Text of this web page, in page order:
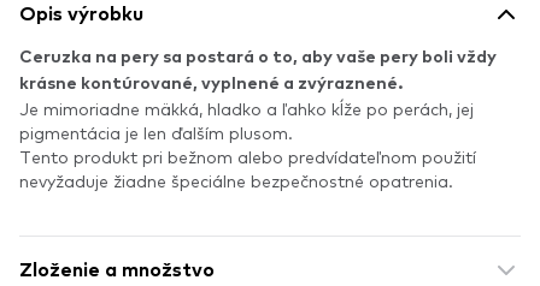
Opis výrobku
Ceruzka na pery sa postará o to, aby vaše pery boli vždy
krásne kontúrované, vyplnené a zvýraznené.
Je mimoriadne mäkká, hladko a ľahko kĺže po perách, jej
pigmentácia je len ďalším plusom.
Tento produkt pri bežnom alebo predvídateľnom použití
nevyžaduje žiadne špeciálne bezpečnostné opatrenia.
Zloženie a množstvo